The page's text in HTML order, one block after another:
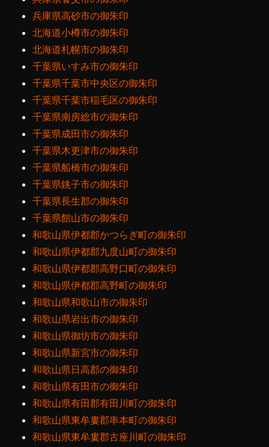
兵庫県高砂市の御朱印
北海道小樽市の御朱印
北海道札幌市の御朱印
千葉県いすみ市の御朱印
千葉県千葉市中央区の御朱印
千葉県千葉市稲毛区の御朱印
千葉県南房総市の御朱印
千葉県成田市の御朱印
千葉県木更津市の御朱印
千葉県船橋市の御朱印
千葉県銚子市の御朱印
千葉県長生郡の御朱印
千葉県館山市の御朱印
和歌山県伊都郡かつらぎ町の御朱印
和歌山県伊都郡九度山町の御朱印
和歌山県伊都郡高野口町の御朱印
和歌山県伊都郡高野町の御朱印
和歌山県和歌山市の御朱印
和歌山県岩出市の御朱印
和歌山県御坊市の御朱印
和歌山県新宮市の御朱印
和歌山県日高郡の御朱印
和歌山県有田市の御朱印
和歌山県有田郡有田川町の御朱印
和歌山県東牟婁郡串本町の御朱印
和歌山県東牟婁郡古座川町の御朱印